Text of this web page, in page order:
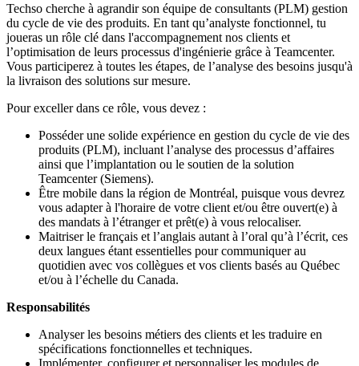
Techso cherche à agrandir son équipe de consultants (PLM) gestion
du cycle de vie des produits. En tant qu’analyste fonctionnel, tu
joueras un rôle clé dans l'accompagnement nos clients et
l’optimisation de leurs processus d'ingénierie grâce à Teamcenter.
Vous participerez à toutes les étapes, de l’analyse des besoins jusqu'à
la livraison des solutions sur mesure.
Pour exceller dans ce rôle, vous devez :
Posséder une solide expérience en gestion du cycle de vie des
produits (PLM), incluant l’analyse des processus d’affaires
ainsi que l’implantation ou le soutien de la solution
Teamcenter (Siemens).
Être mobile dans la région de Montréal, puisque vous devrez
vous adapter à l'horaire de votre client et/ou être ouvert(e) à
des mandats à l’étranger et prêt(e) à vous relocaliser.
Maitriser le français et l’anglais autant à l’oral qu’à l’écrit, ces
deux langues étant essentielles pour communiquer au
quotidien avec vos collègues et vos clients basés au Québec
et/ou à l’échelle du Canada.
Responsabilités
Analyser les besoins métiers des clients et les traduire en
spécifications fonctionnelles et techniques.
Implémenter, configurer et personnaliser les modules de